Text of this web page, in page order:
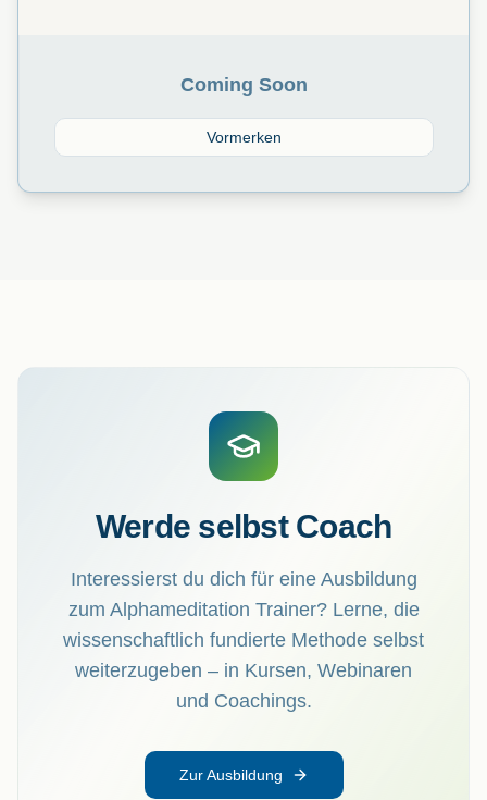
Coming Soon
Vormerken
Werde selbst Coach
Interessierst du dich für eine Ausbildung
zum Alphameditation Trainer? Lerne, die
wissenschaftlich fundierte Methode selbst
weiterzugeben – in Kursen, Webinaren
und Coachings.
Zur Ausbildung